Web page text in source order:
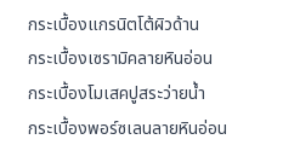
กระเบื้องแกรนิตโต้ผิวด้าน
กระเบื้องเซรามิคลายหินอ่อน
กระเบื้องโมเสคปูสระว่ายน้ำ
กระเบื้องพอร์ซเลนลายหินอ่อน